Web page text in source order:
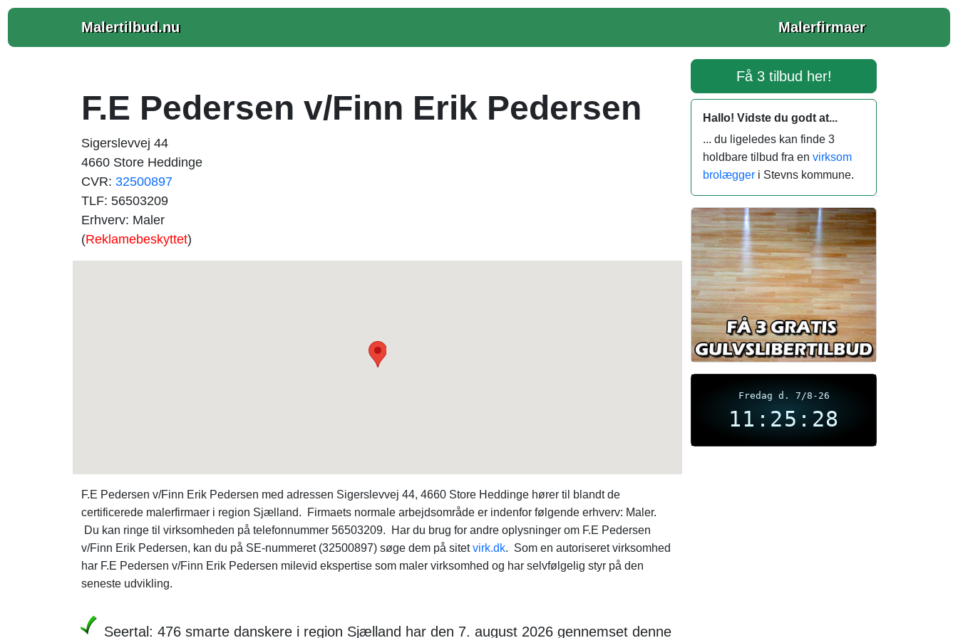
Malertilbud.nu Malerfirmaer
F.E Pedersen v/Finn Erik Pedersen
Sigerslevvej 44
4660 Store Heddinge
CVR: 32500897
TLF: 56503209
Erhverv: Maler
(Reklamebeskyttet)
F.E Pedersen v/Finn Erik Pedersen med adressen Sigerslevvej 44, 4660 Store Heddinge hører til blandt de
certificerede malerfirmaer i region Sjælland. Firmaets normale arbejdsområde er indenfor følgende erhverv: Maler.
Du kan ringe til virksomheden på telefonnummer 56503209. Har du brug for andre oplysninger om F.E Pedersen
v/Finn Erik Pedersen, kan du på SE-nummeret (32500897) søge dem på sitetvirk.dk. Som en autoriseret virksomhed
har F.E Pedersen v/Finn Erik Pedersen milevid ekspertise som maler virksomhed og har selvfølgelig styr på den
seneste udvikling.
Seertal: 476 smarte danskere i region Sjælland har den 7. august 2026 gennemset denne
Få 3 tilbud her!
Hallo! Vidste du godt at...
... du ligeledes kan finde 3
holdbare tilbud fra en virksom
brolægger i Stevns kommune.
Fredag d. 7/8-26
11:25:28